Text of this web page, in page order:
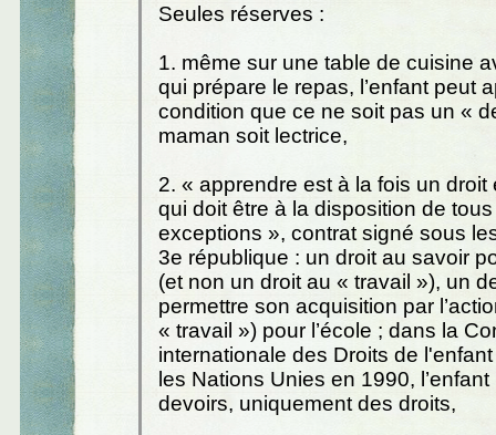
Seules réserves :
1. même sur une table de cuisine
qui prépare le repas, l’enfant peut
condition que ce ne soit pas un «
maman soit lectrice,
2. « apprendre est à la fois un droit
qui doit être à la disposition de
exceptions », contrat signé sous
3e république : un droit au savoir
(et non un droit au « travail »), un
permettre son acquisition par
« travail ») pour l’école ; dans la
internationale des Droits de
les Nations Unies en 1990, l’enfant
devoirs, uniquement des droits,